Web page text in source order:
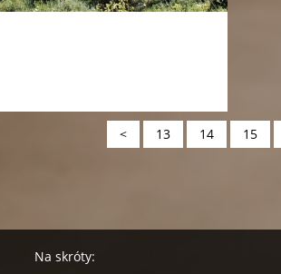
< 13 14 15
Na skróty: